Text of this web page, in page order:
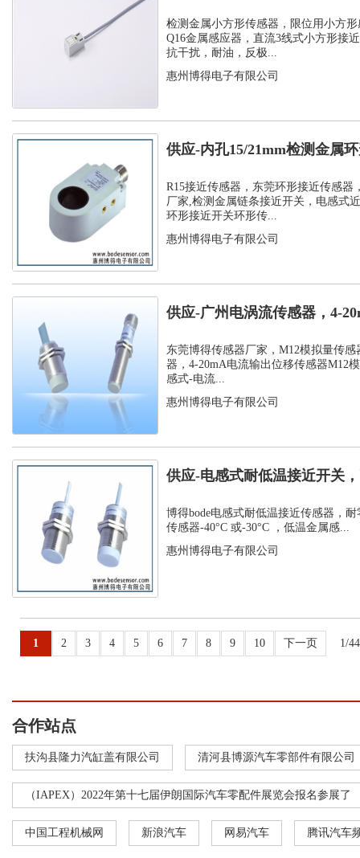
感应器
检测金属小方形传感器，限位用小方
Q16金属感应器，直流3线式小方形接
抗干扰，耐油，反极...
惠州博得电子有限公司
供应-内孔15/21mm检测金属
孔环...
R15接近传感器，东莞环形接近传感器
厂家,检测金属链条接近开关，电感式
环形接近开关环形传...
惠州博得电子有限公司
供应-广州电涡流传感器，4-
位移传...
东莞博得传感器厂家，M12模拟量传
器，4-20mA电流输出位移传感器M12
感式-电流...
惠州博得电子有限公司
供应-电感式耐低温接近开关
温接近传...
博得bode电感式耐低温接近传感器，
传感器-40°C 或-30°C ，低温金属感...
惠州博得电子有限公司
1 2 3 4 5 6 7 8 9 10 下一页 1/
合作站点
扶沟县隆力汽缸盖有限公司 清河县博源汽车零部件有限公司
（IAPEX）2022年第十七届伊朗国际汽车零配件展览会报名参展了
中国工程机械网 新浪汽车 网易汽车 腾讯汽车